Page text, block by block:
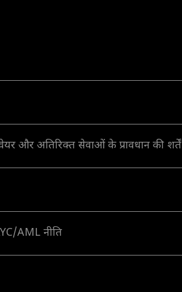
और अतिरिक्त सेवाओं के प्रावधान की शर्तें
AML नीति